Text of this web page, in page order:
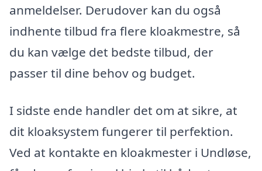
anmeldelser. Derudover kan du også
indhente tilbud fra flere kloakmestre, så
du kan vælge det bedste tilbud, der
passer til dine behov og budget.
I sidste ende handler det om at sikre, at
dit kloaksystem fungerer til perfektion.
Ved at kontakte en kloakmester i Undløse,